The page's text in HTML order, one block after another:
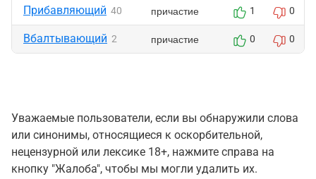
Прибавляющий 40 причастие 1 0
Вбалтывающий 2 причастие 0 0
Уважаемые пользователи, если вы обнаружили слова
или синонимы, относящиеся к оскорбительной,
нецензурной или лексике 18+, нажмите справа на
кнопку "Жалоба", чтобы мы могли удалить их.